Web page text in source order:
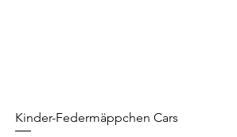
Kinder-Federmäppchen Cars